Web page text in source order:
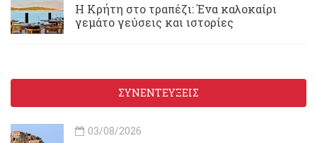
Η Κρήτη στο τραπέζι: Ένα καλοκαίρι
γεμάτο γεύσεις και ιστορίες
ΣΥΝΕΝΤΕΥΞΕΙΣ
03/08/2026